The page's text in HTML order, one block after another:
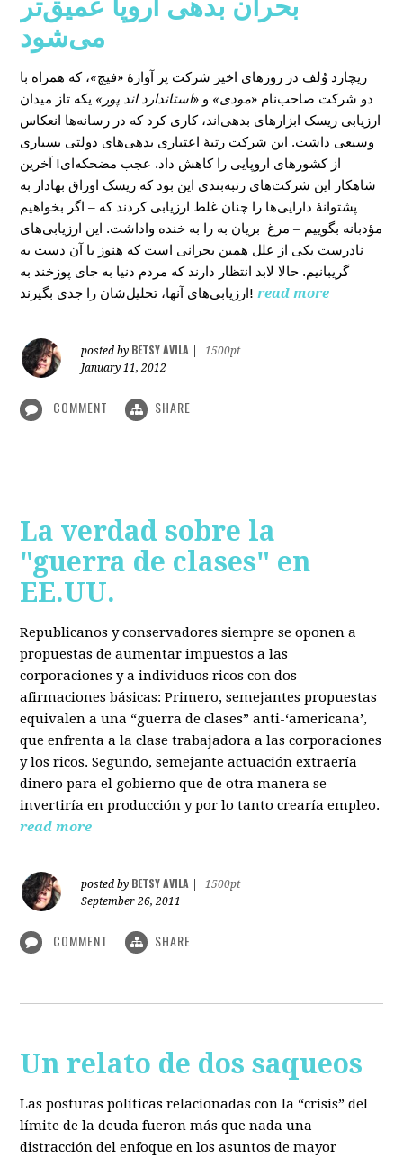
بحران بدهی اروپا عمیق‌تر
می‌شود
ریچارد وُلف در روزهای اخیر شرکت پر آوازۀ «فیچ»، که همراه با
دو شرکت صاحب‌نام «مودی» و «استاندارد اند پور» یکه‌ تاز میدان
ارزیابی ریسک ابزارهای بدهی‌اند، کاری کرد که در رسانه‌ها انعکاس
وسیعی داشت. این شرکت رتبۀ اعتباری بدهی‌های دولتی بسیاری
از کشورهای اروپایی را کاهش داد. عجب مضحکه‌ای! آخرین
شاهکار این شرکت‌های رتبه‌بندی این بود که ریسک‌ اوراق بهادار به
پشتوانۀ دارایی‌‌ها را چنان غلط ارزیابی کردند که – اگر بخواهیم
مؤدبانه بگوییم – مرغ بریان به را به خنده واداشت. این ارزیابی‌های
نادرست یکی از علل همین بحرانی است که هنوز با آن دست به
گریبانیم. حالا لابد انتظار دارند که مردم دنیا به جای پوزخند به
ارزیابی‌های آنها، تحلیل‌‌شان را جدی بگیرند! read more
posted by BETSY AVILA
1500pt
January 11, 2012
COMMENT SHARE
La verdad sobre la
"guerra de clases" en
EE.UU.
Republicanos y conservadores siempre se oponen a
propuestas de aumentar impuestos a las
corporaciones y a individuos ricos con dos
afirmaciones básicas: Primero, semejantes propuestas
equivalen a una “guerra de clases” anti-‘americana’,
que enfrenta a la clase trabajadora a las corporaciones
y los ricos. Segundo, semejante actuación extraería
dinero para el gobierno que de otra manera se
invertiría en producción y por lo tanto crearía empleo.
read more
posted by BETSY AVILA
1500pt
September 26, 2011
COMMENT SHARE
Un relato de dos saqueos
Las posturas políticas relacionadas con la “crisis” del
límite de la deuda fueron más que nada una
distracción del enfoque en los asuntos de mayor